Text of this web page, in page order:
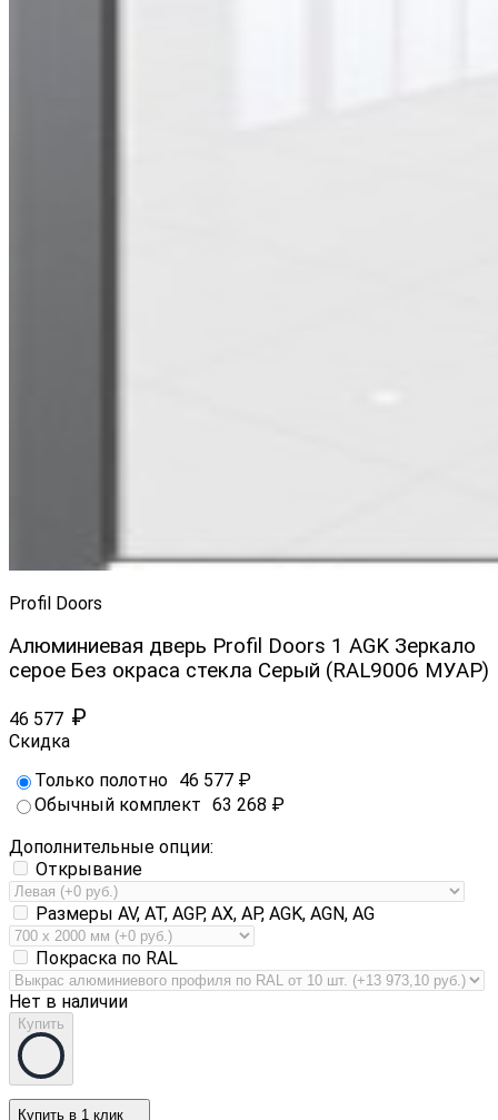
Profil Doors
Алюминиевая дверь Profil Doors 1 AGK Зеркало
серое Без окраса стекла Серый (RAL9006 МУАР)
46 577 ₽
Скидка
Только полотно 46 577 ₽
Обычный комплект 63 268 ₽
Дополнительные опции:
Открывание
Размеры AV, AT, AGP, AX, AP, AGK, AGN, AG
Покраска по RAL
Нет в наличии
Купить
Купить в 1 клик